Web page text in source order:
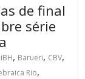
de final
série
, Barueri, CBV,
Rio,